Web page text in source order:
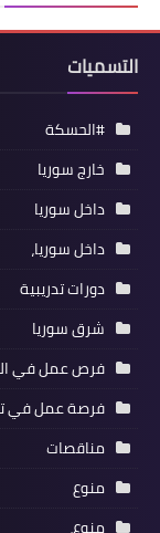
التسميات
#الحسكة
خارج سوريا
داخل سوريا
داخل سوريا،
دورات تدريبية
شرق سوريا
فرص عمل في
فرصة عمل في
مناقصات
منوع